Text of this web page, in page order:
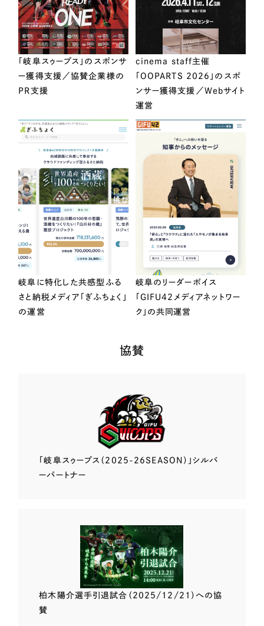
「岐阜スゥープス」のスポンサ
ー獲得支援／協賛企業様の
PR支援
cinema staff主催
「OOPARTS 2026」のスポ
ンサー獲得支援／Webサイト
運営
岐阜に特化した共感型ふる
さと納税メディア「ぎふちょく」
の運営
岐阜のリーダーボイス
「GIFU42メディアネットワー
ク」の共同運営
協賛
「岐阜スゥープス （2025-26SEASON）」 シルバ
ーパートナー
柏木陽介選手引退試合（2025/12/21）への協
賛